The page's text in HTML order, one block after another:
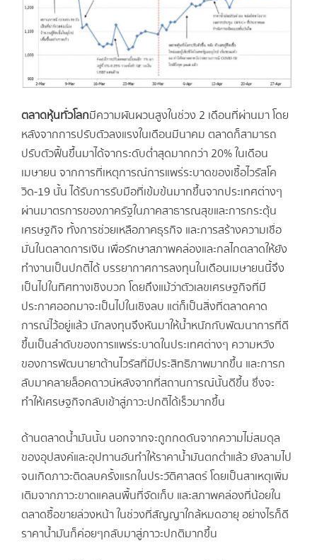
ตลาดหุ้นทั่วโลกมีความผันผวนสูงในช่วง 2 เดือนที่ผ่านมา โดย
หลังจากการปรับตัวลงแรงในเดือนมีนาคม ตลาดก็สามารถ
ปรับตัวฟื้นขึ้นมาได้จากระดับต่ำสุดมากกว่า 20% ในเดือน
เมษายน จากการที่เหตุการณ์การแพร่ระบาดของเชื้อไวรัสโค
วิด-19 นั้น ได้รับการรับมือที่เข้มข้นมากขึ้นจากประเทศต่างๆ
ผ่านมาตรการของภาครัฐในภาคสาธารณสุขและการกระตุ้น
เศรษฐกิจ ทั้งการช่วยเหลือภาคธุรกิจ และการสร้างความเชื่อ
มั่นในตลาดการเงิน เพื่อรักษาสภาพคล่องและกลไกตลาดให้ยัง
ทำงานเป็นปกติได้ บรรยากาศการลงทุนในเดือนเมษายนนี้จึง
เป็นไปในทิศทางเชิงบวก โดยถึงแม้ว่าตัวเลขเศรษฐกิจที่มี
ประกาศออกมาจะเป็นไปในเชิงลบ แต่ก็เป็นสิ่งที่ตลาดคาด
การณ์ไว้อยู่แล้ว นักลงทุนจึงหันมาให้น้ำหนักกับพัฒนาการที่ดี
ขึ้นเป็นลำดับของการแพร่ระบาดในประเทศต่างๆ ความหวัง
ของการพัฒนายาต้านไวรัสที่มีประสิทธิภาพมากขึ้น และการก
ลับมาคลายล็อคดาวน์หลังจากที่สถานการณ์นั้นดีขึ้น ซึ่งจะ
ทำให้เศรษฐกิจกลับเข้าสู่ภาวะปกติได้เร็วมากขึ้น
ด้านตลาดน้ำมันนั้น นอกจากจะถูกกดดันจากความไม่สมดุล
ของอุปสงค์และอุปทานอันทำให้ราคาน้ำมันตกต่ำแล้ว ยังลามไป
จนเกิดภาวะติดลบครั้งแรกในประวัติศาสตร์ โดยเป็นสาเหตุเพิ่ม
เติมจากภาวะขาดแคลนพื้นที่จัดเก็บ และสภาพคล่องที่น้อยใน
ตลาดซื้อขายล่วงหน้า ในช่วงที่สัญญาใกล้หมดอายุ อย่างไรก็ดี
ราคาน้ำมันก็ค่อยๆกลับมาสู่ภาวะปกติมากขึ้น